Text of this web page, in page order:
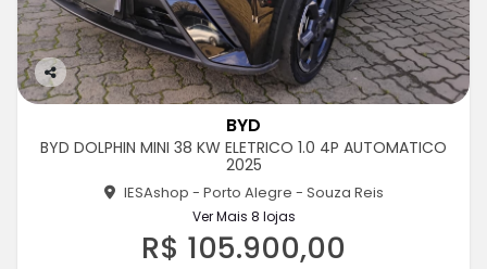
Co
rtil
BYD
BYD DOLPHIN MINI 38 KW ELETRICO 1.0 4P AUTOMATICO
2025
IESAshop - Porto Alegre - Souza Reis
Ver Mais 8 lojas
R$ 105.900,00